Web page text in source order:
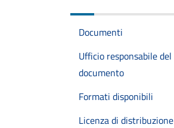
Documenti
Ufficio responsabile del
documento
Formati disponibili
Licenza di distribuzione